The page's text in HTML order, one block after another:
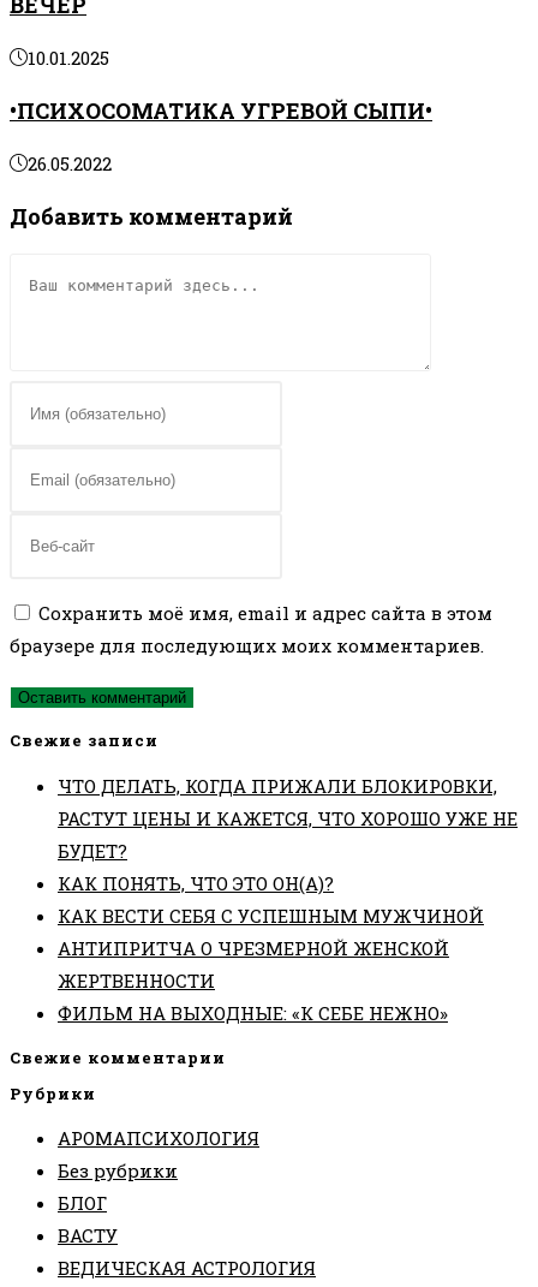
10.01.2025
•ПСИХОСОМАТИКА УГРЕВОЙ СЫПИ•
26.05.2022
Добавить комментарий
или
пользователя,
прокомментировать
адрес,
прокомментировать
веб-
сайта
(необязательно)
Сохранить моё имя, email и адрес сайта в этом
браузере для последующих моих комментариев.
Свежие записи
ЧТО ДЕЛАТЬ, КОГДА ПРИЖАЛИ БЛОКИРОВКИ,
РАСТУТ ЦЕНЫ И КАЖЕТСЯ, ЧТО ХОРОШО УЖЕ НЕ
БУДЕТ?
КАК ПОНЯТЬ, ЧТО ЭТО ОН(А)?
КАК ВЕСТИ СЕБЯ С УСПЕШНЫМ МУЖЧИНОЙ
АНТИПРИТЧА О ЧРЕЗМЕРНОЙ ЖЕНСКОЙ
ЖЕРТВЕННОСТИ
ФИЛЬМ НА ВЫХОДНЫЕ: «К СЕБЕ НЕЖНО»
Свежие комментарии
Рубрики
АРОМАПСИХОЛОГИЯ
Без рубрики
БЛОГ
ВАСТУ
ВЕДИЧЕСКАЯ АСТРОЛОГИЯ